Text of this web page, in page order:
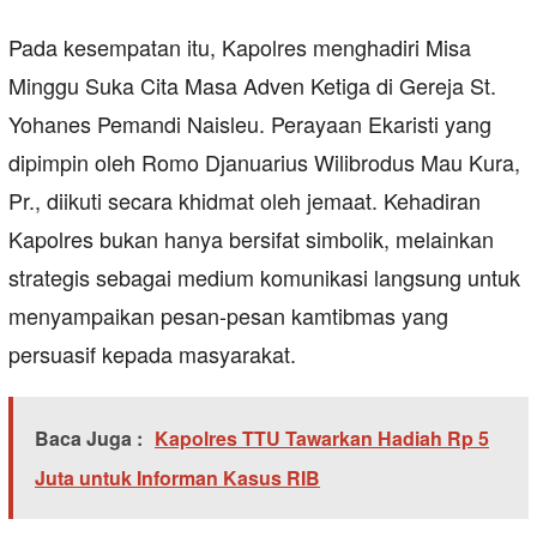
Pada kesempatan itu, Kapolres menghadiri Misa
Minggu Suka Cita Masa Adven Ketiga di Gereja St.
Yohanes Pemandi Naisleu. Perayaan Ekaristi yang
dipimpin oleh Romo Djanuarius Wilibrodus Mau Kura,
Pr., diikuti secara khidmat oleh jemaat. Kehadiran
Kapolres bukan hanya bersifat simbolik, melainkan
strategis sebagai medium komunikasi langsung untuk
menyampaikan pesan-pesan kamtibmas yang
persuasif kepada masyarakat.
Baca Juga : Kapolres TTU Tawarkan Hadiah Rp 5
Juta untuk Informan Kasus RIB